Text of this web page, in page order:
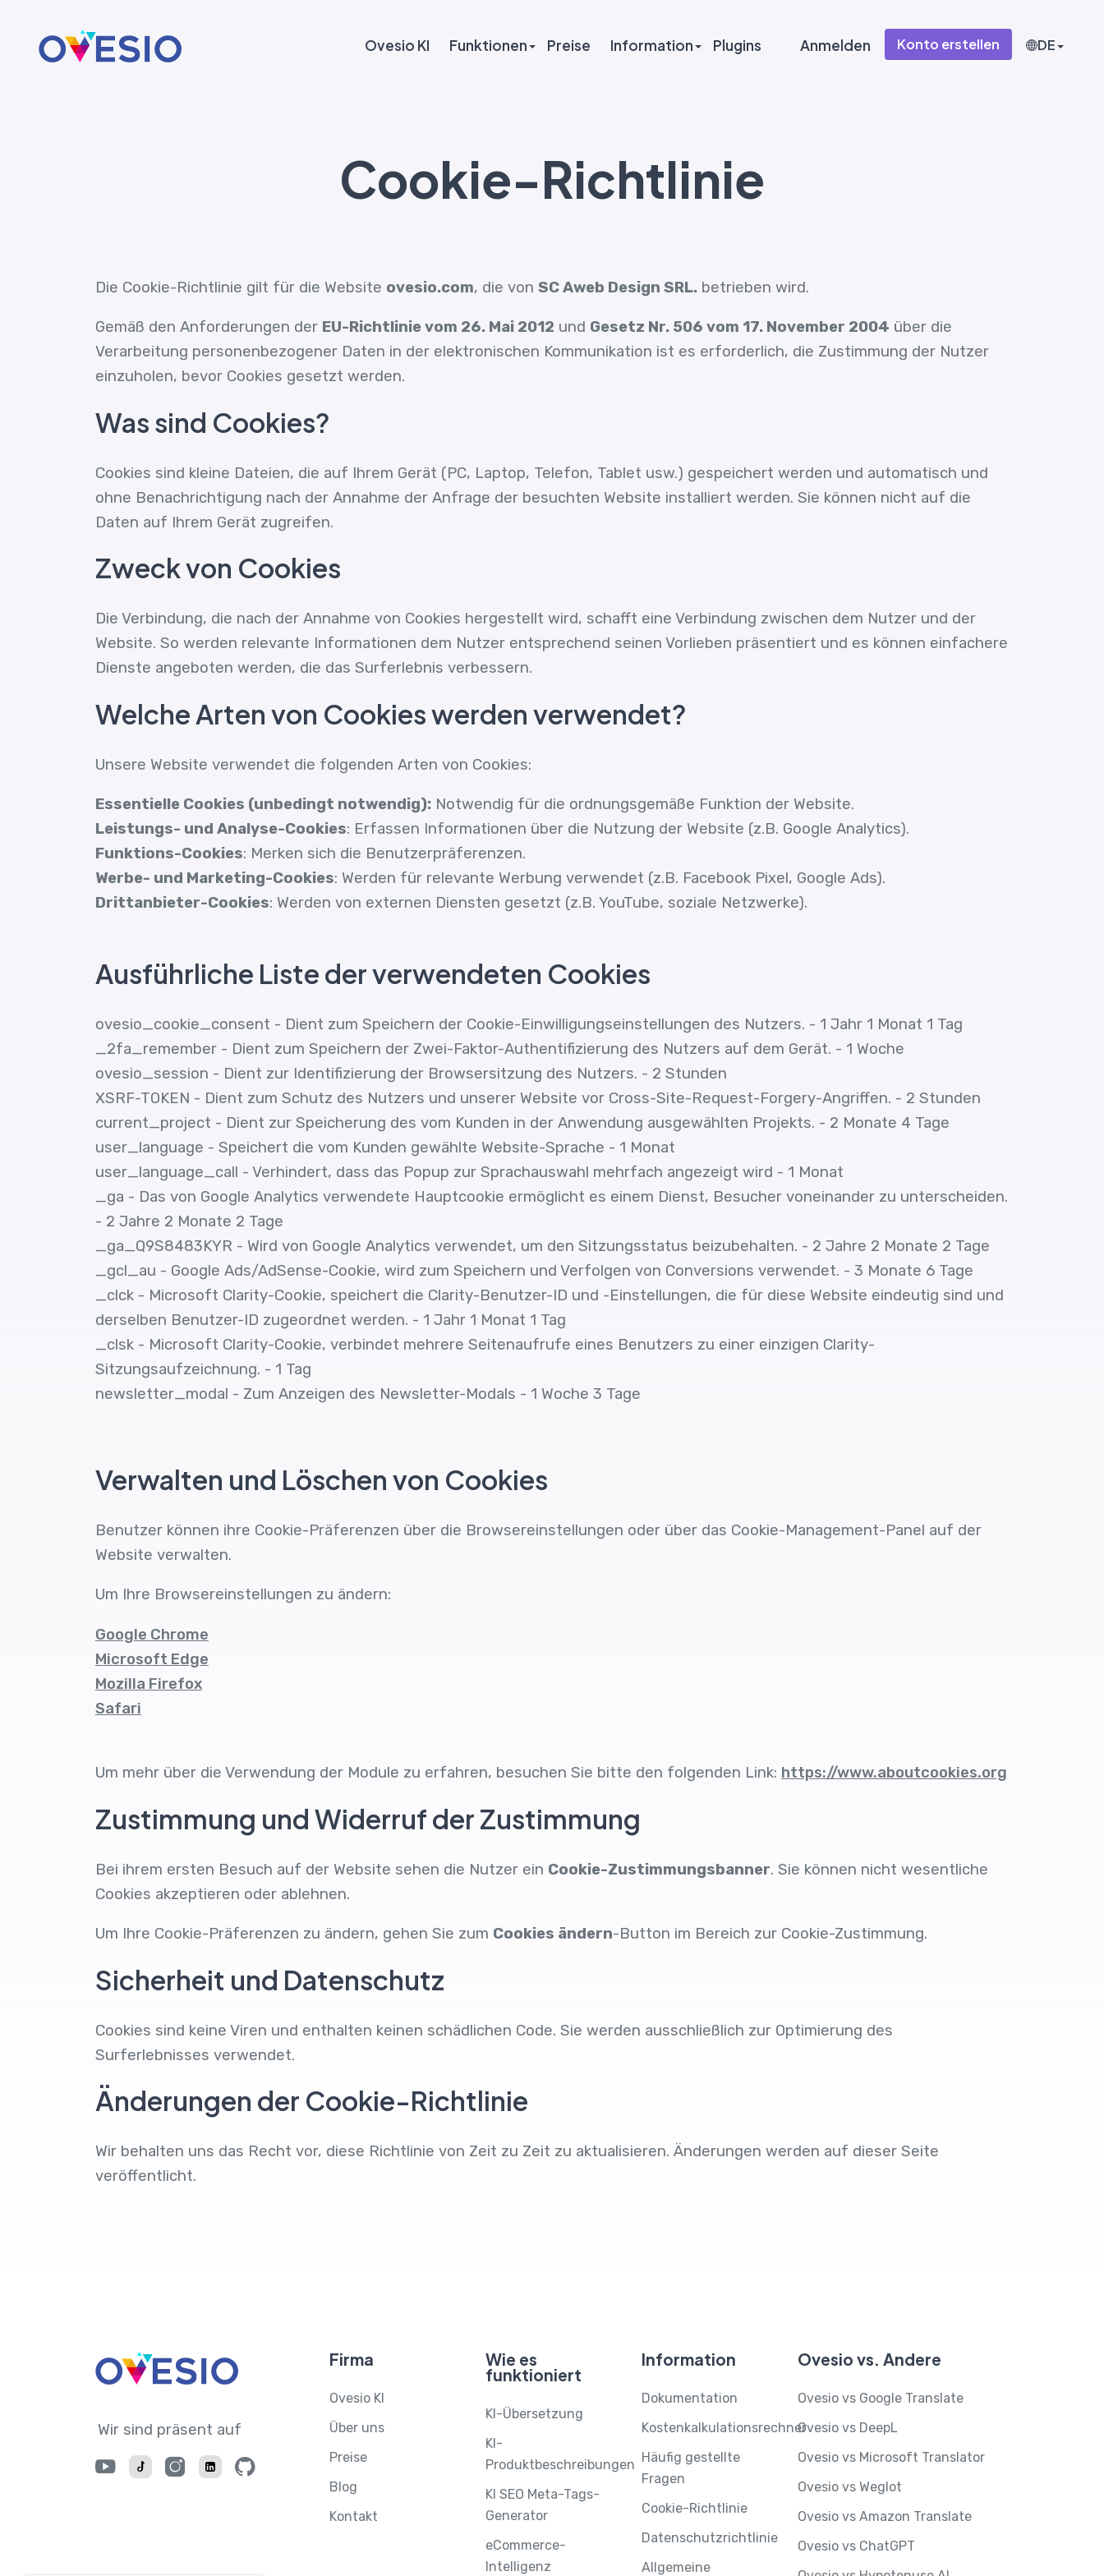
Ovesio KI Funktionen Preise Information Plugins Anmelden Konto erstellen DE
Cookie-Richtlinie
Die Cookie-Richtlinie gilt für die Website ovesio.com, die von SC Aweb Design SRL.betrieben wird.
Gemäß den Anforderungen der EU-Richtlinie vom 26. Mai 2012 und Gesetz Nr. 506 vom 17. November 2004 über die
Verarbeitung personenbezogener Daten in der elektronischen Kommunikation ist es erforderlich, die Zustimmung der Nutzer
einzuholen, bevor Cookies gesetzt werden.
Was sind Cookies?
Cookies sind kleine Dateien, die auf Ihrem Gerät (PC, Laptop, Telefon, Tablet usw.) gespeichert werden und automatisch und
ohne Benachrichtigung nach der Annahme der Anfrage der besuchten Website installiert werden. Sie können nicht auf die
Daten auf Ihrem Gerät zugreifen.
Zweck von Cookies
Die Verbindung, die nach der Annahme von Cookies hergestellt wird, schafft eine Verbindung zwischen dem Nutzer und der
Website. So werden relevante Informationen dem Nutzer entsprechend seinen Vorlieben präsentiert und es können einfachere
Dienste angeboten werden, die das Surferlebnis verbessern.
Welche Arten von Cookies werden verwendet?
Unsere Website verwendet die folgenden Arten von Cookies:
Essentielle Cookies (unbedingt notwendig):Notwendig für die ordnungsgemäße Funktion der Website.
Leistungs- und Analyse-Cookies: Erfassen Informationen über die Nutzung der Website (z.B. Google Analytics).
Funktions-Cookies: Merken sich die Benutzerpräferenzen.
Werbe- und Marketing-Cookies: Werden für relevante Werbung verwendet (z.B. Facebook Pixel, Google Ads).
Drittanbieter-Cookies: Werden von externen Diensten gesetzt (z.B. YouTube, soziale Netzwerke).
Ausführliche Liste der verwendeten Cookies
ovesio_cookie_consent - Dient zum Speichern der Cookie-Einwilligungseinstellungen des Nutzers. - 1 Jahr 1 Monat 1 Tag
_2fa_remember - Dient zum Speichern der Zwei-Faktor-Authentifizierung des Nutzers auf dem Gerät. - 1 Woche
ovesio_session - Dient zur Identifizierung der Browsersitzung des Nutzers. - 2 Stunden
XSRF-TOKEN - Dient zum Schutz des Nutzers und unserer Website vor Cross-Site-Request-Forgery-Angriffen. - 2 Stunden
current_project - Dient zur Speicherung des vom Kunden in der Anwendung ausgewählten Projekts. - 2 Monate 4 Tage
user_language - Speichert die vom Kunden gewählte Website-Sprache - 1 Monat
user_language_call - Verhindert, dass das Popup zur Sprachauswahl mehrfach angezeigt wird - 1 Monat
_ga - Das von Google Analytics verwendete Hauptcookie ermöglicht es einem Dienst, Besucher voneinander zu unterscheiden.
- 2 Jahre 2 Monate 2 Tage
_ga_Q9S8483KYR - Wird von Google Analytics verwendet, um den Sitzungsstatus beizubehalten. - 2 Jahre 2 Monate 2 Tage
_gcl_au - Google Ads/AdSense-Cookie, wird zum Speichern und Verfolgen von Conversions verwendet. - 3 Monate 6 Tage
_clck - Microsoft Clarity-Cookie, speichert die Clarity-Benutzer-ID und -Einstellungen, die für diese Website eindeutig sind und
derselben Benutzer-ID zugeordnet werden. - 1 Jahr 1 Monat 1 Tag
_clsk - Microsoft Clarity-Cookie, verbindet mehrere Seitenaufrufe eines Benutzers zu einer einzigen Clarity-
Sitzungsaufzeichnung. - 1 Tag
newsletter_modal - Zum Anzeigen des Newsletter-Modals - 1 Woche 3 Tage
Verwalten und Löschen von Cookies
Benutzer können ihre Cookie-Präferenzen über die Browsereinstellungen oder über das Cookie-Management-Panel auf der
Website verwalten.
Um Ihre Browsereinstellungen zu ändern:
Google Chrome
Microsoft Edge
Mozilla Firefox
Safari
Um mehr über die Verwendung der Module zu erfahren, besuchen Sie bitte den folgenden Link: https://www.aboutcookies.org
Zustimmung und Widerruf der Zustimmung
Bei ihrem ersten Besuch auf der Website sehen die Nutzer ein Cookie-Zustimmungsbanner. Sie können nicht wesentliche
Cookies akzeptieren oder ablehnen.
Um Ihre Cookie-Präferenzen zu ändern, gehen Sie zum Cookies ändern-Button im Bereich zur Cookie-Zustimmung.
Sicherheit und Datenschutz
Cookies sind keine Viren und enthalten keinen schädlichen Code. Sie werden ausschließlich zur Optimierung des
Surferlebnisses verwendet.
Änderungen der Cookie-Richtlinie
Wir behalten uns das Recht vor, diese Richtlinie von Zeit zu Zeit zu aktualisieren. Änderungen werden auf dieser Seite
veröffentlicht.
Wir sind präsent auf
Firma
Ovesio KI
Über uns
Preise
Blog
Kontakt
Wie es
funktioniert
KI-Übersetzung
KI-
Produktbeschreibungen
KI SEO Meta-Tags-
Generator
eCommerce-
Intelligenz
Information
Dokumentation
Kostenkalkulationsrechner
Häufig gestellte
Fragen
Cookie-Richtlinie
Datenschutzrichtlinie
Allgemeine
Ovesio vs. Andere
Ovesio vs Google Translate
Ovesio vs DeepL
Ovesio vs Microsoft Translator
Ovesio vs Weglot
Ovesio vs Amazon Translate
Ovesio vs ChatGPT